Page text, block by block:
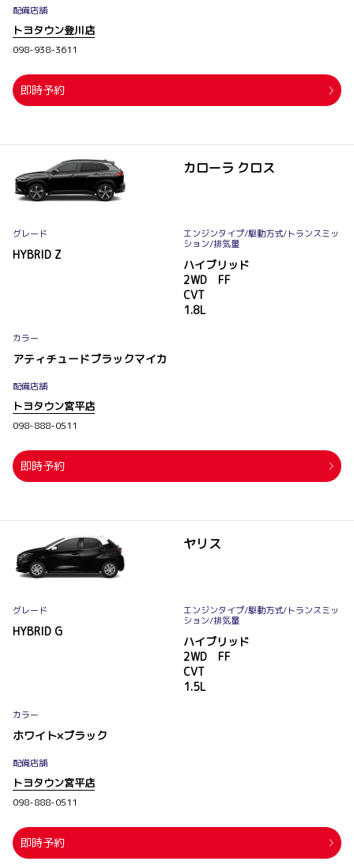
配備店舗
トヨタウン登川店
098-938-3611
即時予約
カローラ クロス
グレード
HYBRID Z
エンジンタイプ/駆動方式/トランスミッ
ション/排気量
ハイブリッド
2WD FF
CVT
1.8L
カラー
アティチュードブラックマイカ
配備店舗
トヨタウン宮平店
098-888-0511
即時予約
ヤリス
グレード
HYBRID G
エンジンタイプ/駆動方式/トランスミッ
ション/排気量
ハイブリッド
2WD FF
CVT
1.5L
カラー
ホワイト×ブラック
配備店舗
トヨタウン宮平店
098-888-0511
即時予約